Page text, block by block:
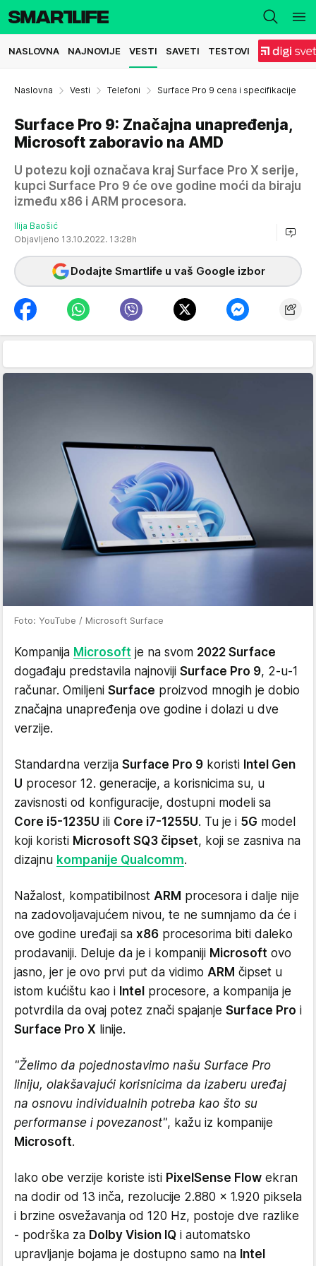
NASLOVNA NAJNOVIJE VESTI SAVETI TESTOVI
Naslovna Vesti Telefoni Surface Pro 9 cena i specifikacije
Surface Pro 9: Značajna unapređenja,
Microsoft zaboravio na AMD
U potezu koji označava kraj Surface Pro X serije,
kupci Surface Pro 9 će ove godine moći da biraju
između x86 i ARM procesora.
Ilija Baošić
Objavljeno 13.10.2022. 13:28h
Dodajte Smartlife u vaš Google izbor
Foto: YouTube / Microsoft Surface
Kompanija Microsoft je na svom 2022 Surface
događaju predstavila najnoviji Surface Pro 9, 2-u-1
računar. Omiljeni Surface proizvod mnogih je dobio
značajna unapređenja ove godine i dolazi u dve
verzije.
Standardna verzija Surface Pro 9 koristi Intel Gen
U procesor 12. generacije, a korisnicima su, u
zavisnosti od konfiguracije, dostupni modeli sa
Core i5-1235U ili Core i7-1255U. Tu je i 5G model
koji koristi Microsoft SQ3 čipset, koji se zasniva na
dizajnu kompanije Qualcomm.
Nažalost, kompatibilnost ARM procesora i dalje nije
na zadovoljavajućem nivou, te ne sumnjamo da će i
ove godine uređaji sa x86 procesorima biti daleko
prodavaniji. Deluje da je i kompaniji Microsoft ovo
jasno, jer je ovo prvi put da vidimo ARM čipset u
istom kućištu kao i Intel procesore, a kompanija je
potvrdila da ovaj potez znači spajanje Surface Pro i
Surface Pro X linije.
"Želimo da pojednostavimo našu Surface Pro
liniju, olakšavajući korisnicima da izaberu uređaj
na osnovu individualnih potreba kao što su
performanse i povezanost", kažu iz kompanije
Microsoft.
Iako obe verzije koriste isti PixelSense Flow ekran
na dodir od 13 inča, rezolucije 2.880 x 1.920 piksela
i brzine osvežavanja od 120 Hz, postoje dve razlike
- podrška za Dolby Vision IQ i automatsko
upravljanje bojama je dostupno samo na Intel